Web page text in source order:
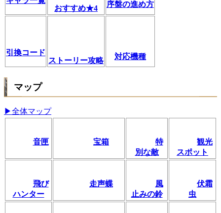
おすすめ★4
序盤の進め方
引換コード
ストーリー攻略
対応機種
マップ
▶全体マップ
音匣 宝箱
特
別な敵
観光
スポット
飛び
ハンター
走声蝶
風
止みの鈴
伏霜
虫